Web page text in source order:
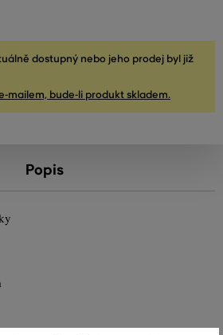
dostupný nebo jeho prodej byl již
mailem, bude-li produkt skladem.
Popis